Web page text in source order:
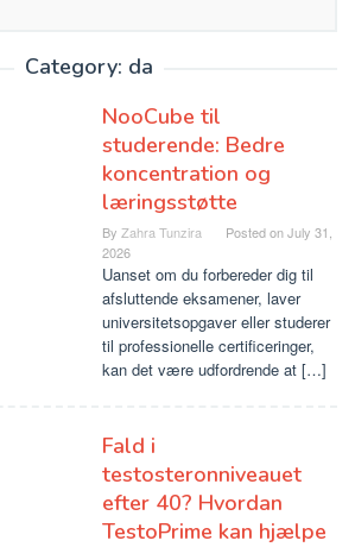
Category: da
NooCube til
studerende: Bedre
koncentration og
læringsstøtte
By Zahra Tunzira Posted onJuly 31,
2026
Uanset om du forbereder dig til
afsluttende eksamener, laver
universitetsopgaver eller studerer
til professionelle certificeringer,
kan det være udfordrende at […]
Fald i
testosteronniveauet
efter 40? Hvordan
TestoPrime kan hjælpe